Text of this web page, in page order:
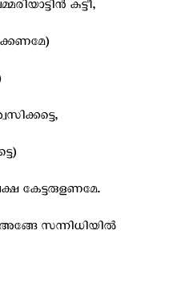
കുട്ടീ,
കേട്ടരുളണമേ.
സന്നിധിയില്‍